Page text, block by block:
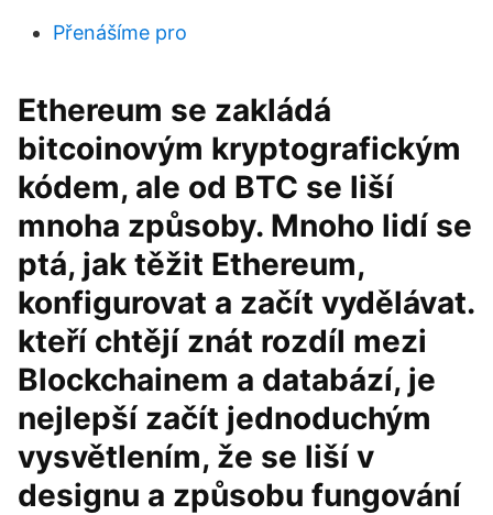
Přenášíme pro
Ethereum se zakládá
bitcoinovým kryptografickým
kódem, ale od BTC se liší
mnoha způsoby. Mnoho lidí se
ptá, jak těžit Ethereum,
konfigurovat a začít vydělávat.
kteří chtějí znát rozdíl mezi
Blockchainem a databází, je
nejlepší začít jednoduchým
vysvětlením, že se liší v
designu a způsobu fungování